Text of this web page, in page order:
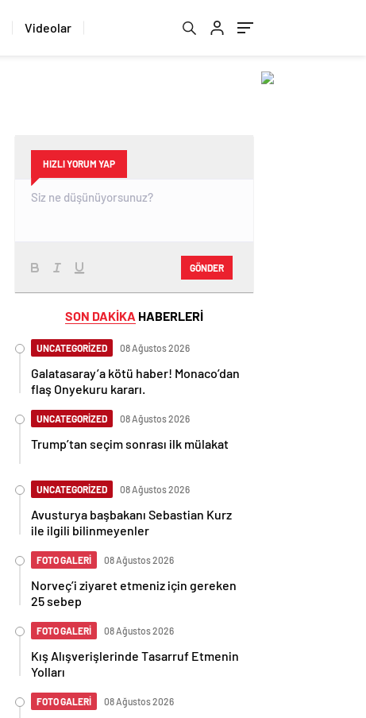
Videolar
HIZLI YORUM YAP
GÖNDER
SON DAKİKA HABERLERİ
UNCATEGORİZED 08 Ağustos 2026
Galatasaray’a kötü haber! Monaco’dan
flaş Onyekuru kararı.
UNCATEGORİZED 08 Ağustos 2026
Trump’tan seçim sonrası ilk mülakat
UNCATEGORİZED 08 Ağustos 2026
Avusturya başbakanı Sebastian Kurz
ile ilgili bilinmeyenler
FOTO GALERİ 08 Ağustos 2026
Norveç’i ziyaret etmeniz için gereken
25 sebep
FOTO GALERİ 08 Ağustos 2026
Kış Alışverişlerinde Tasarruf Etmenin
Yolları
FOTO GALERİ 08 Ağustos 2026